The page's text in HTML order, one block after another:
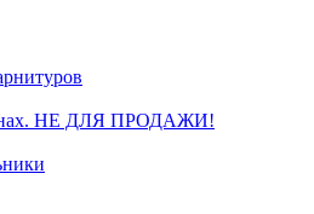
НЕ ДЛЯ ПРОДАЖИ!